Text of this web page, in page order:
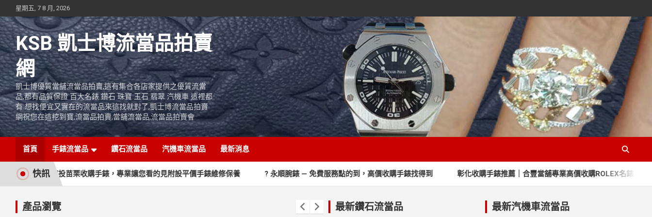
to
content
星期五, 7 8 月, 2026
KSB 凱士博流當品拍賣
網
凱士博優質當舖流當品拍賣,這有集合各店家提供之優質流當
品,都有品質保證 百大名錶 鑽石 珠寶 玉石 翡翠 汽機車 這裡都
有 想找便宜又實在的流當品來這找就對了,凱士博流當品拍賣
網祝您在這挖到寶,流當品拍賣,當舖流當品,流當品拍賣會
首頁 手錶流當品 鑽石流當品 汽機車流當品 最新消息
快訊
苗栗收購手錶，專業讓您看的見附設平價手錶維修保養 ? 永順腕錶 — 免費服務點的到，高價收購手錶找得到 彰化收購手錶推薦｜合豐當舖專業高價收購ROLEX名錶｜提供台中與南投免費
產品瀏覽 最新鑽石流當品 最新汽機車流當品